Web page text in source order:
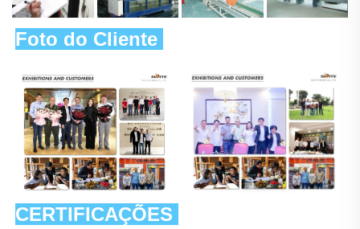
Foto do Cliente
CERTIFICAÇÕES